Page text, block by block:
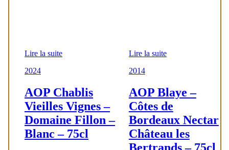
Lire la suite
2024
AOP Chablis
Vieilles Vignes –
Domaine Fillon –
Blanc – 75cl
Lire la suite
2014
AOP Blaye –
Côtes de
Bordeaux Nectar
Château les
Bertrands – 75cl